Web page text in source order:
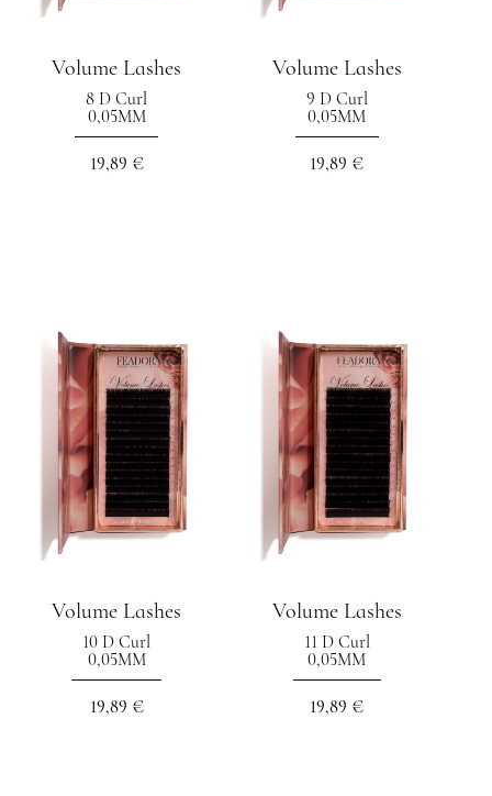
Volume Lashes
8 D Curl
0,05MM
19,89 €
Volume Lashes
9 D Curl
0,05MM
19,89 €
Volume Lashes
10 D Curl
0,05MM
19,89 €
Volume Lashes
11 D Curl
0,05MM
19,89 €